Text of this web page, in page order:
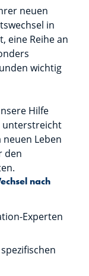
neuen
in
eine Reihe an
wichtig
Hilfe
unterstreicht
Leben
den
nach
Experten